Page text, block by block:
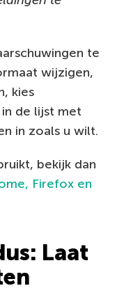
te
wijzigen,
kies
de lijst met
in zoals u wilt.
bekijk dan
Firefox en
Laat